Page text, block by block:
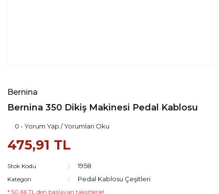
Bernina
Bernina 350 Dikiş Makinesi Pedal Kablosu
0 - Yorum Yap / Yorumları Oku
475,91 TL
Stok Kodu 1958
Kategori Pedal Kablosu Çeşitleri
* 50,66 TL den başlayan taksitlerle!